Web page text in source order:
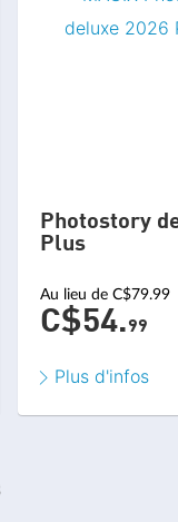
Photostory
Plus
Au lieu de C$79.99
C$54.99
Plus d'infos